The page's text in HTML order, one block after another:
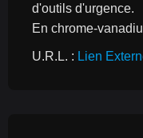
d'outils d'urgence.
En chrome-
U.R.L. : Lien